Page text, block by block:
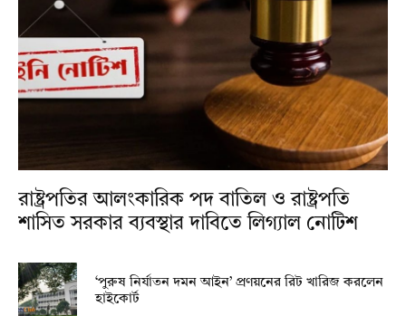
রাষ্ট্রপতির আলংকারিক পদ বাতিল ও রাষ্ট্রপতি
শাসিত সরকার ব্যবস্থার দাবিতে লিগ্যাল নোটিশ
‘পুরুষ নির্যাতন দমন আইন’ প্রণয়নের রিট খারিজ করলেন
হাইকোর্ট